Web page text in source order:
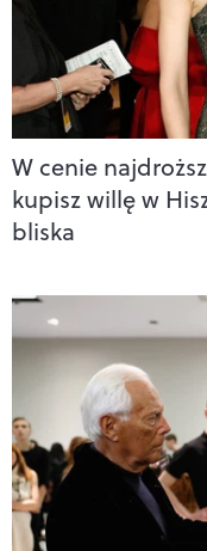
W cenie
kupisz willę w
bliska